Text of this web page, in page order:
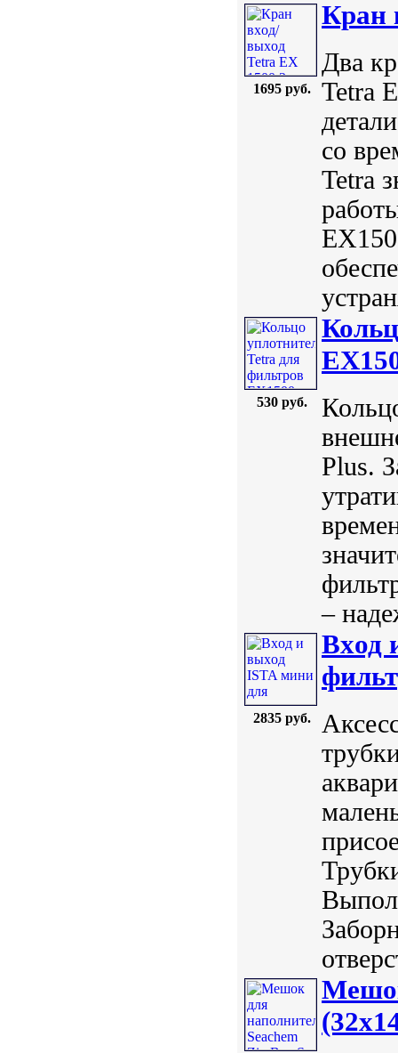
1695 руб.
Кран
Два
Tetra
со
Tetra
530 руб.
Plus.
–
2835 руб.
Вxод